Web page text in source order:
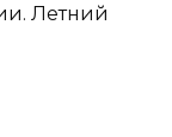
Летний